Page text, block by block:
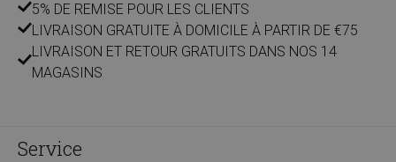
5% DE REMISE POUR LES CLIENTS
LIVRAISON GRATUITE À DOMICILE À PARTIR DE €75
LIVRAISON ET RETOUR GRATUITS DANS NOS 14
MAGASINS
Service